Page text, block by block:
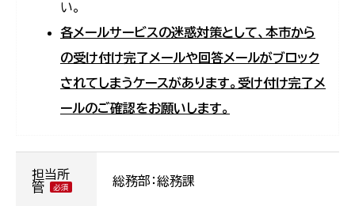
い。
各メールサービスの迷惑対策として、本市から
の受け付け完了メールや回答メールがブロック
されてしまうケースがあります。受け付け完了メ
ールのご確認をお願いします。
担当所
管
総務部：総務課